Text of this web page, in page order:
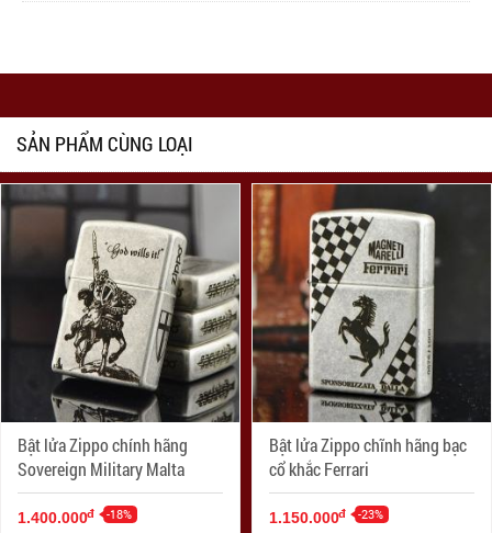
SẢN PHẨM CÙNG LOẠI
Bật lửa Zippo chính hãng
Sovereign Military Malta
1.400.000đ -18%
Bật lửa Zippo chĩnh hãng bạc
cổ khắc Ferrari
1.150.000đ -23%